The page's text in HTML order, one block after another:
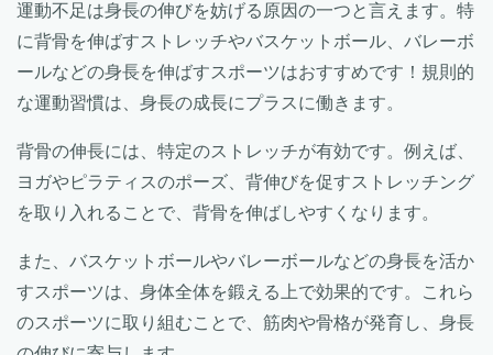
運動不足は身長の伸びを妨げる原因の一つと言えます。特
に背骨を伸ばすストレッチやバスケットボール、バレーボ
ールなどの身長を伸ばすスポーツはおすすめです！規則的
な運動習慣は、身長の成長にプラスに働きます。
背骨の伸長には、特定のストレッチが有効です。例えば、
ヨガやピラティスのポーズ、背伸びを促すストレッチング
を取り入れることで、背骨を伸ばしやすくなります。
また、バスケットボールやバレーボールなどの身長を活か
すスポーツは、身体全体を鍛える上で効果的です。これら
のスポーツに取り組むことで、筋肉や骨格が発育し、身長